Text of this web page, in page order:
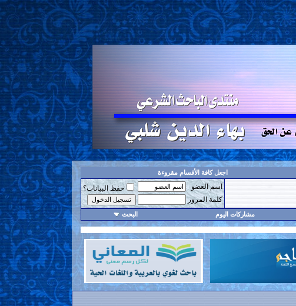
اجعل كافة الأقسام مقروءة
اسم العضو
حفظ البيانات؟
كلمة المرور
مشاركات اليوم البحث